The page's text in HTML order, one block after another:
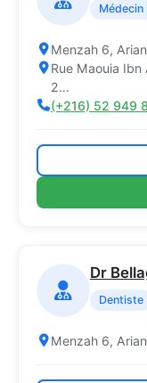
Menzah 6,
Rue Maouia
2…
(+216) 52 949
Dr
Dentiste
Menzah 6,